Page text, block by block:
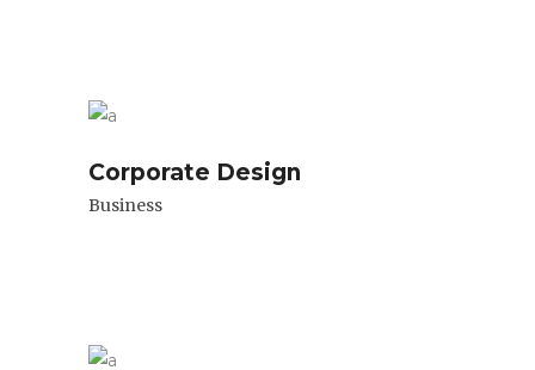
Corporate Design
Business